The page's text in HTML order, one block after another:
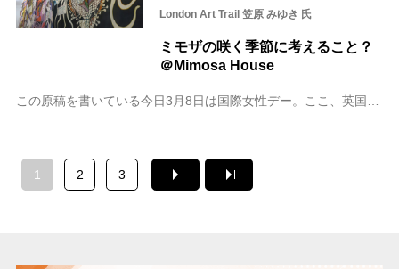
London Art Trail 笠原 みゆき 氏
ミモザの咲く季節に考えること？
＠Mimosa House
この原稿を書いている今日3月8日は国際女性デー。ここ、英国でも女性の政治的自由と平等を訴える様々な催しが各地で行われて、アートも例外ではありません。今回はそんな
1 2 3